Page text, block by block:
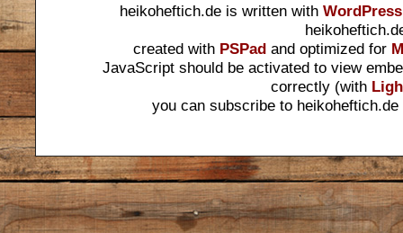
heikoheftich.de is written with WordPress
created with PSPadand optimized for
JavaScript should be activated to view
correctly (with
you can subscribe to